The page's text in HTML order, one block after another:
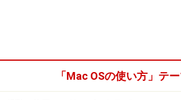
「Mac OSの使い方」テ